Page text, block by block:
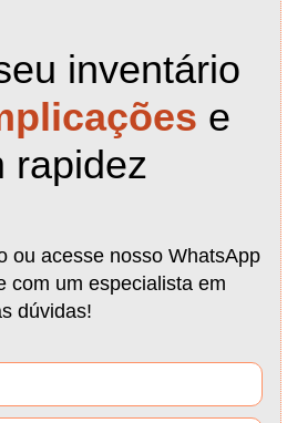
inventário
e
rapidez
ou acesse nosso WhatsApp
com um especialista em
dúvidas!